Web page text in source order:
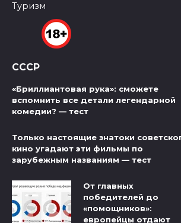
Туризм
СССР
«Бриллиантовая рука»: сможете
вспомнить все детали легендарной
комедии? — тест
Только настоящие знатоки
кино угадают эти фильмы по
зарубежным названиям — тест
От главных
победителей до
«помощников»:
европейцы отдают